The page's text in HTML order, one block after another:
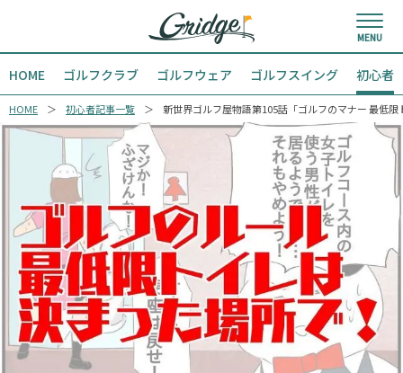
HOME ゴルフクラブ ゴルフウェア ゴルフスイング 初心者
HOME 初心者記事一覧 新世界ゴルフ屋物語第105話「ゴルフのマナー 最低